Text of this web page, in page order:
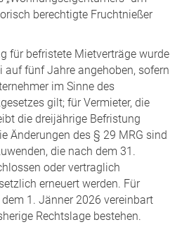
berechtigte Fruchtnießer
für befristete Mietverträge wurde
auf fünf Jahre angehoben, sofern
im Sinne des
gilt; für Vermieter, die
die dreijährige Befristung
Änderungen des § 29 MRG sind
die nach dem 31.
oder vertraglich
erneuert werden. Für
1. Jänner 2026 vereinbart
Rechtslage bestehen.